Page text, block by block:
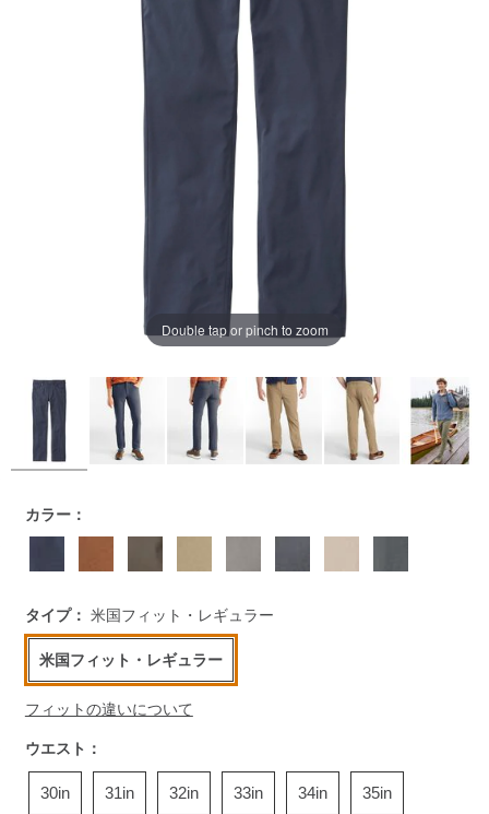
Double tap or pinch to zoom
https://www.llbean.co.jp/mens/bottoms/active-
bottoms/g/P125227.html
カラー：
タイプ： 米国フィット・レギュラー
米国フィット・レギュラー
フィットの違いについて
ウエスト：
30in 31in 32in 33in 34in 35in